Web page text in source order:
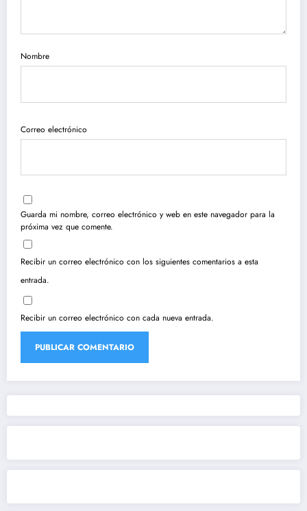
Nombre
Correo electrónico
Guarda mi nombre, correo electrónico y web en este navegador para la
próxima vez que comente.
Recibir un correo electrónico con los siguientes comentarios a esta
entrada.
Recibir un correo electrónico con cada nueva entrada.